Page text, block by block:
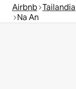
Airbnb Tailandia
Na An